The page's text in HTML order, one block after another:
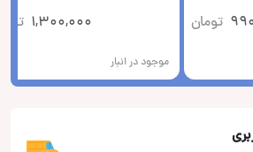
تومان 1,300,000
موجود در انبار